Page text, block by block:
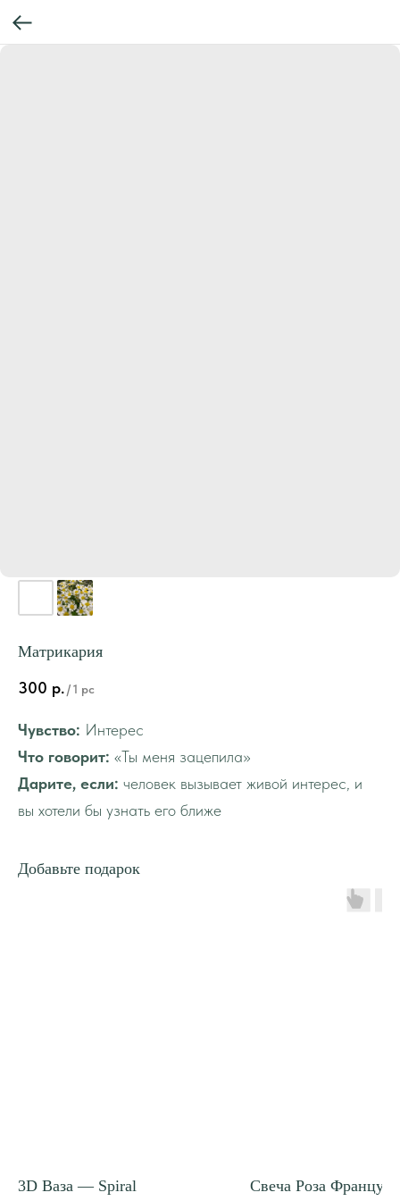
Матрикария
300 р./1 pc
Чувство: Интерес
Что говорит: «Ты меня зацепила»
Дарите, если: человек вызывает живой интерес, и
вы хотели бы узнать его ближе
Добавьте подарок
3D Ваза — Spiral Свеча Роза